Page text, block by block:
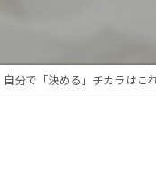
自分で「決める」チカラはこ